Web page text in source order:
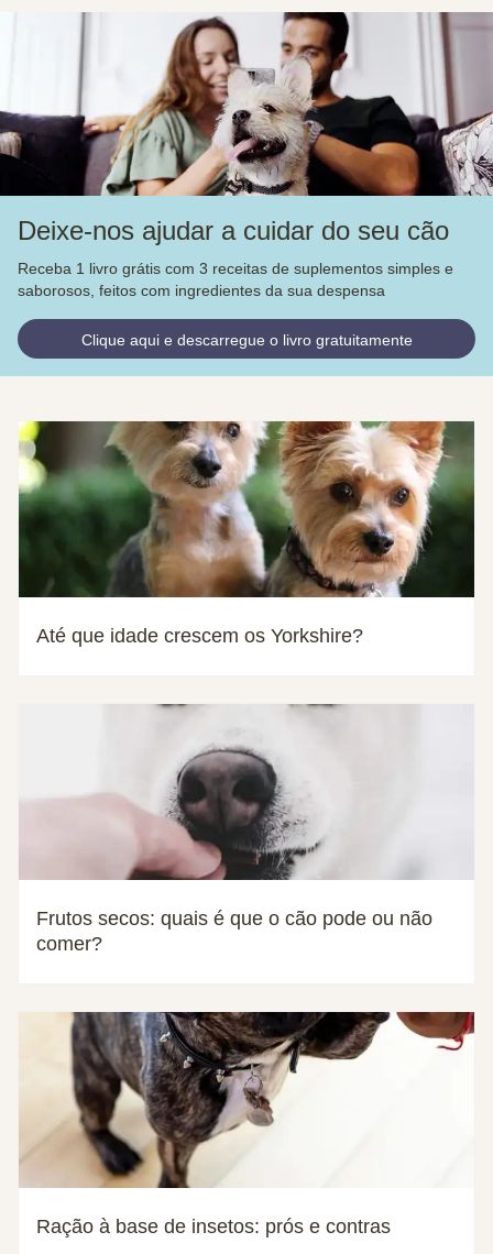
Deixe-nos ajudar a cuidar do seu cão
Receba 1 livro grátis com 3 receitas de suplementos simples e
saborosos, feitos com ingredientes da sua despensa
Clique aqui e descarregue o livro gratuitamente
Até que idade crescem os Yorkshire?
Frutos secos: quais é que o cão pode ou não
comer?
Ração à base de insetos: prós e contras